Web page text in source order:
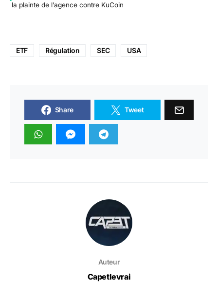
la plainte de l’agence contre KuCoin
ETF Régulation SEC USA
Share Tweet
Auteur
Capetlevrai